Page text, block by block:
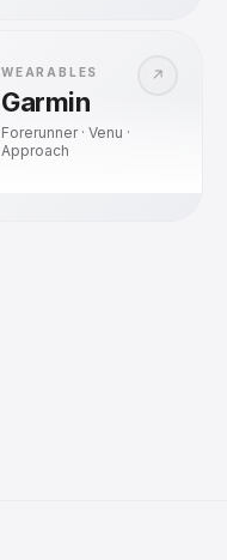
↗
WEARABLES
Garmin
Forerunner · Venu ·
Approach